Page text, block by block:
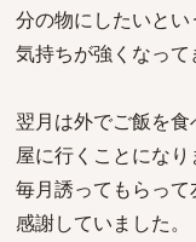
分の物にしたいとい
気持ちが強くなって
翌月は外でご飯を
屋に行くことになり
毎月誘ってもらっ
感謝していました。